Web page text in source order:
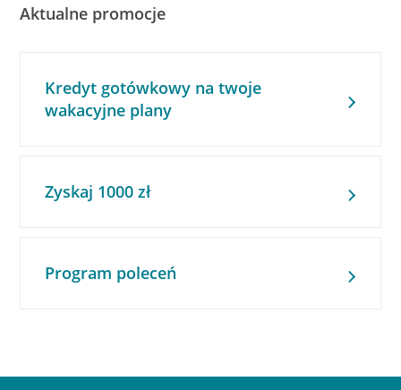
Aktualne promocje
Kredyt gotówkowy na twoje
wakacyjne plany
Zyskaj 1000 zł
Program poleceń